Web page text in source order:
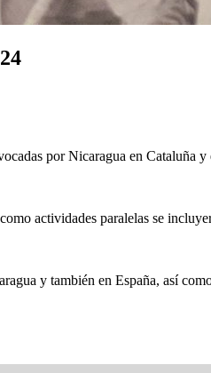
por Nicaragua en Cataluña
actividades paralelas se
y también en España, así